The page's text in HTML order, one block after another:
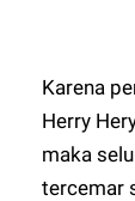
Karena
Herry
maka
tercemar